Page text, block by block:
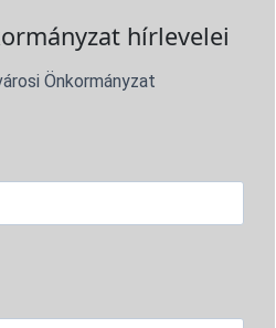
hírlevelei
Önkormányzat